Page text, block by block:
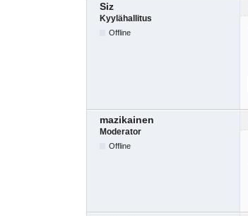
Siz
Kyylähallitus
Offline
mazikainen
Moderator
Offline